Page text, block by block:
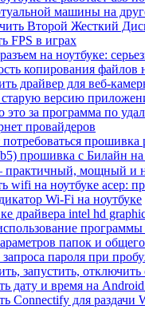
машины на
Второй Жесткий
FPS в играх
на ноутбуке:
копирования файлов
драйвер для веб-
версию
это за программа по
провайдеров
прошивка
прошивка с Билайн на
практичный, мощный и
wifi на ноутбуке асер:
Wi-Fi на ноутбуке
драйвера intel hd
папок и
пароля при
запустить,
дату и время на
Connectify для раздачи